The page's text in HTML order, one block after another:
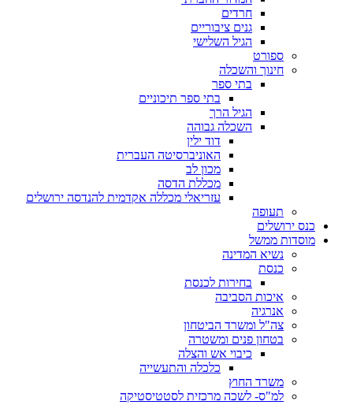
חרדים
גנים ציבוריים
הגיל השלישי
ספורט
חינוך והשכלה
בתי ספר
בתי ספר תיכוניים
הגיל הרך
השכלה גבוהה
דוד ילין
האוניברסיטה העברית
מכון לב
מכללת הדסה
עזריאלי מכללה אקדמית להנדסה ירושלים
תעופה
כנס ירושלים
מוסדות ממשל
נשיא המדינה
כנסת
בחירות לכנסת
איכות הסביבה
אנרגיה
צה"ל ומשרד הביטחון
בטחון פנים ומשטרה
כיבוי אש והצלה
כלכלה והתעשייה
משרד החוץ
למ"ס- לשכה מרכזית לסטטיסטיקה